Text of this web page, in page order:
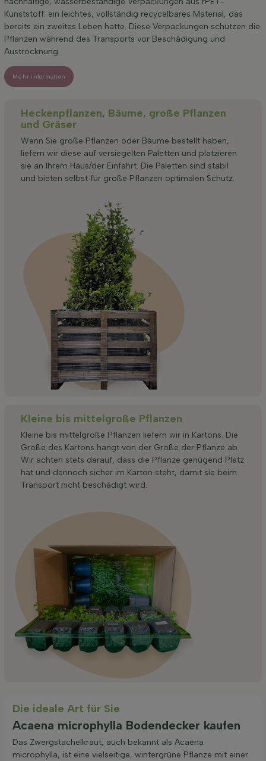
Kunststoff: ein leichtes, vollständig recycelbares Material, das
bereits ein zweites Leben hatte. Diese Verpackungen schützen die
Pflanzen während des Transports vor Beschädigung und
Austrocknung.
Mehr information
Heckenpflanzen, Bäume, große Pflanzen
und Gräser
Wenn Sie große Pflanzen oder Bäume bestellt haben,
liefern wir diese auf versiegelten Paletten und platzieren
sie an Ihrem Haus/der Einfahrt. Die Paletten sind stabil
und bieten selbst für große Pflanzen optimalen Schutz.
Kleine bis mittelgroße Pflanzen
Kleine bis mittelgroße Pflanzen liefern wir in Kartons. Die
Größe des Kartons hängt von der Größe der Pflanze ab.
Wir achten stets darauf, dass die Pflanze genügend Platz
hat und dennoch sicher im Karton steht, damit sie beim
Transport nicht beschädigt wird.
Die ideale Art für Sie
Acaena microphylla Bodendecker kaufen
Das Zwergstachelkraut, auch bekannt als Acaena
microphylla, ist eine vielseitige, wintergrüne Pflanze mit einer